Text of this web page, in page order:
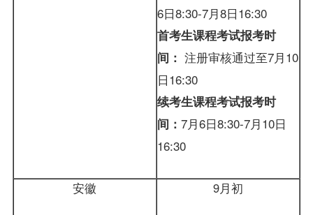
6日8:30-7月8日16:30
首考生课程考试报考时
间： 注册审核通过至7月10
日16:30
续考生课程考试报考时
间： 7月6日8:30-7月10日
16:30
安徽 9月初